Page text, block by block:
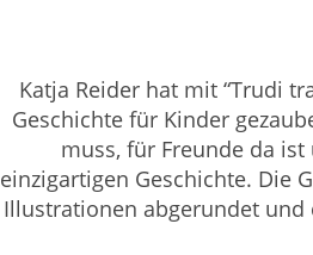
Katja Reider hat mit “Trudi
Geschichte für Kinder
muss, für Freunde da
einzigartigen Geschichte. Die
Illustrationen abgerundet